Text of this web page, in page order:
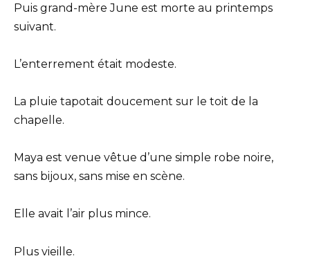
Puis grand-mère June est morte au printemps
suivant.
L’enterrement était modeste.
La pluie tapotait doucement sur le toit de la
chapelle.
Maya est venue vêtue d’une simple robe noire,
sans bijoux, sans mise en scène.
Elle avait l’air plus mince.
Plus vieille.